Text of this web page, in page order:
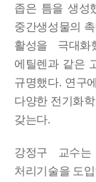
좁은 틈을 생성
중간생성물의
활성을 극대화
에틸렌과 같은
규명했다. 연구
다양한 전기화
갖는다.
강정구 교수
처리기술을 도